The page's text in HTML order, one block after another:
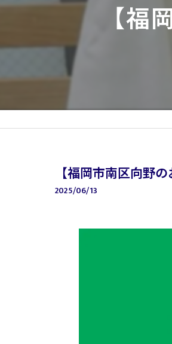
【
【福岡市南区向野
2025/06/13